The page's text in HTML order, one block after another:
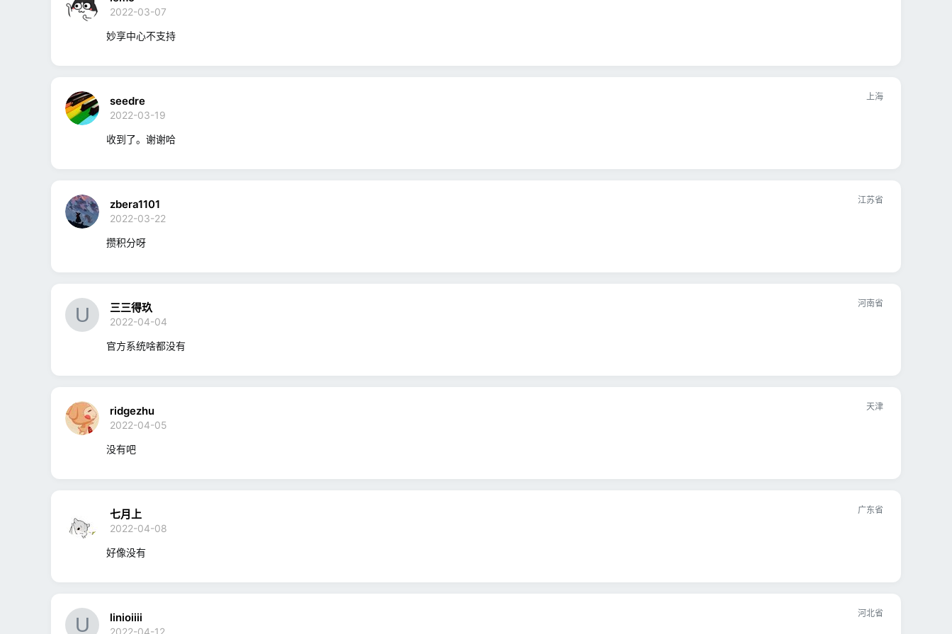
2022-03-07
妙享中心不支持
seedre
2022-03-19
上海
收到了。谢谢哈
zbera1101
2022-03-22
江苏省
攒积分呀
三三得玖
2022-04-04
河南省
官方系统啥都没有
ridgezhu
2022-04-05
天津
没有吧
七月上
2022-04-08
广东省
好像没有
linioiiii
2022-04-12
河北省